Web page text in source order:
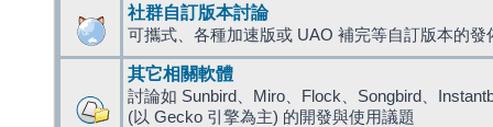
社群自訂版本討論
可攜式、各種加速版或 UAO 補完等自訂版本的發
其它相關軟體
討論如 Sunbird、Miro、Flock、Songbird、
(以 Gecko 引擎為主) 的開發與使用議題